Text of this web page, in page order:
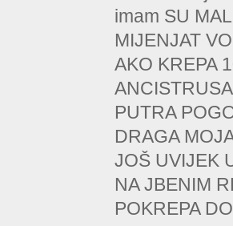
imam SU
MIJENJAT
AKO KREPA
PUTRA
DRAGA
JOŠ UVIJEK
NA JBENIM
POKREPA